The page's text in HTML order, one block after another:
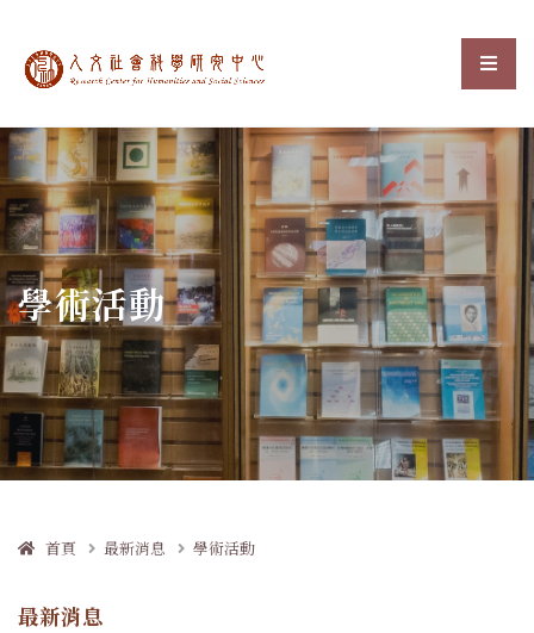
中央研究院人文社會科選
:::
學術活動
首頁 最新消息 學術活動
最新消息